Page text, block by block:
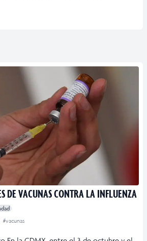
DE VACUNAS CONTRA LA INFLUENZA
#vacunas